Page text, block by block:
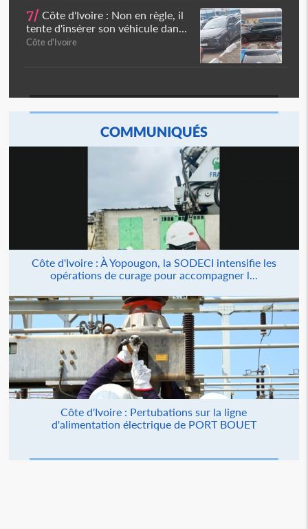
7/ Côte d'Ivoire : Non en règle, il
tente d'insérer son véhicule dan...
Côte d'Ivoire
COMMUNIQUÉS
Côte d'Ivoire : À Yopougon, la SODECI intensifie les
opérations de curage pour accompagner l...
Côte d'Ivoire : Pertubations sur la ligne
d'alimentation électrique de PORT BOUET